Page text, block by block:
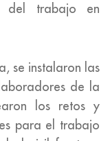
del trabajo en
se instalaron las
de la
los retos y
para el trabajo